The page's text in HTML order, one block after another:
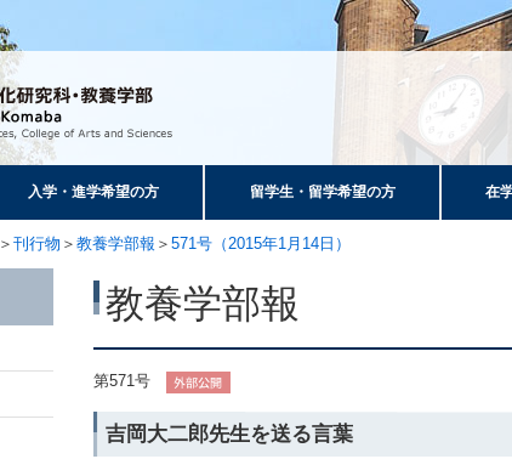
入学・進学希望の方 留学生・留学希望の方 在
＞ 刊行物 ＞ 教養学部報 ＞ 571号（2015年1月14日）
教養学部報
第571号
吉岡大二郎先生を送る言葉